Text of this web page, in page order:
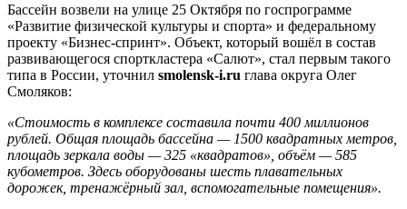
Бассейн возвели на улице 25 Октября по госпрограмме
«Развитие физической культуры и спорта» и федеральному
проекту «Бизнес-спринт». Объект, который вошёл в состав
развивающегося спорткластера «Салют», стал первым такого
типа в России, уточнил smolensk-i.ru глава округа Олег
Смоляков:
«Стоимость в комплексе составила почти 400 миллионов
рублей. Общая площадь бассейна — 1500 квадратных метров,
площадь зеркала воды — 325 «квадратов», объём — 585
кубометров. Здесь оборудованы шесть плавательных
дорожек, тренажёрный зал, вспомогательные помещения».